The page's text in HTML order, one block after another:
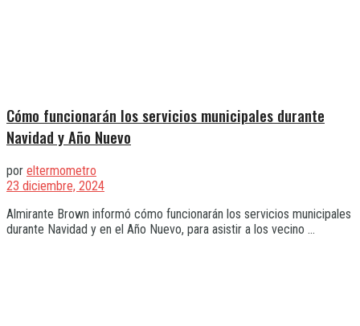
Cómo funcionarán los servicios municipales durante
Navidad y Año Nuevo
por eltermometro
23 diciembre, 2024
Almirante Brown informó cómo funcionarán los servicios municipales
durante Navidad y en el Año Nuevo, para asistir a los vecino ...